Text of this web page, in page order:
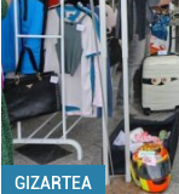
GIZARTEA